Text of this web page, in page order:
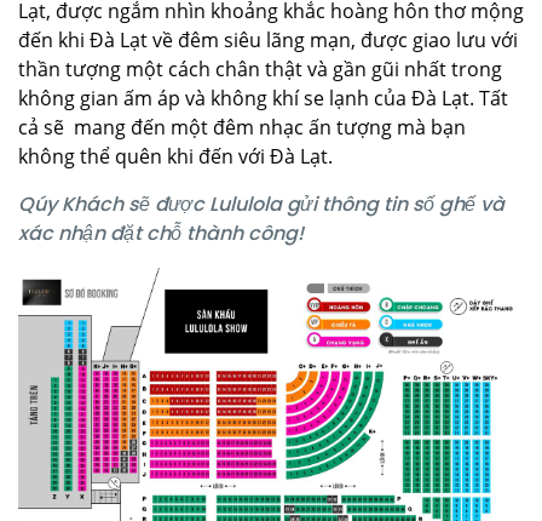
Lạt, được ngắm nhìn khoảng khắc hoàng hôn thơ mộng
đến khi Đà Lạt về đêm siêu lãng mạn, được giao lưu với
thần tượng một cách chân thật và gần gũi nhất trong
không gian ấm áp và không khí se lạnh của Đà Lạt. Tất
cả sẽ mang đến một đêm nhạc ấn tượng mà bạn
không thể quên khi đến với Đà Lạt.
Qúy Khách sẽ được Lululola gửi thông tin số ghế và
xác nhận đặt chỗ thành công!